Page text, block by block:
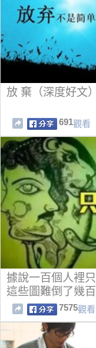
放 棄（深度好文）
691觀看
據說一百個人裡
這些圖難倒了幾
7575觀看